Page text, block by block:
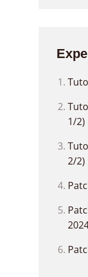
1/2)
2/2)